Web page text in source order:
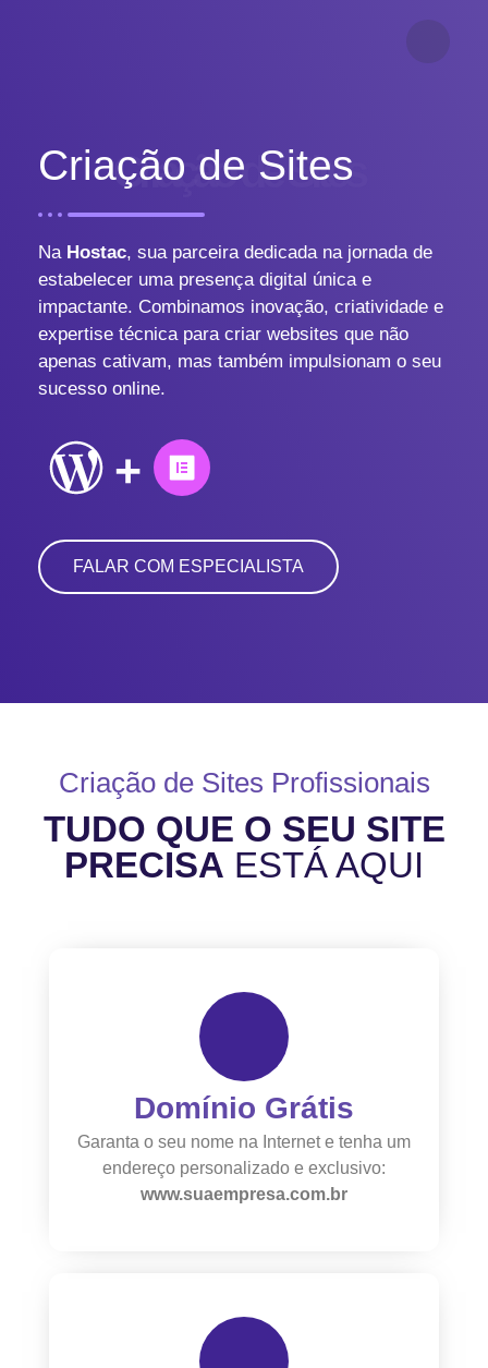
Criação de Sites
Criação de Sites
NaHostac, sua parceira dedicada na jornada de
estabelecer uma presença digital única e
impactante. Combinamos inovação, criatividade e
expertise técnica para criar websites que não
apenas cativam, mas também impulsionam o seu
sucesso online.
+
FALAR COM ESPECIALISTA
Criação de Sites Profissionais
TUDO QUE O SEU SITE
PRECISA ESTÁ AQUI
Domínio Grátis
Garanta o seu nome na Internet e tenha um
endereço personalizado e exclusivo:
www.suaempresa.com.br